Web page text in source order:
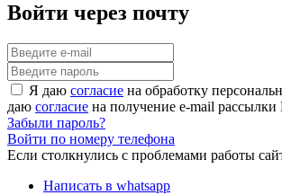
Войти через почту
Я даю согласие на обработку
даю согласие на получение e-mail рассылки
Забыли пароль?
Войти по номеру телефона
Если столкнулись с проблемами работы
Написать в whatsapp